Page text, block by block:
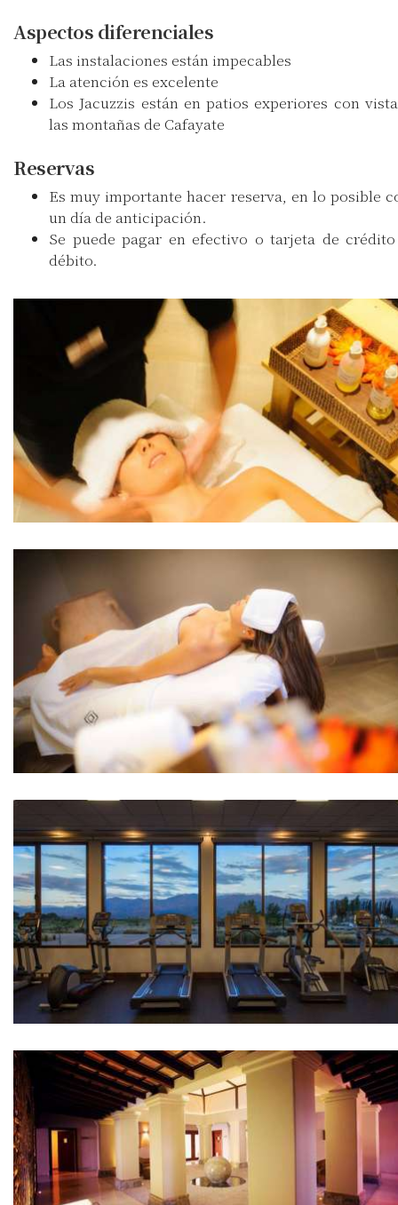
Aspectos diferenciales
Las instalaciones están impecables
La atención es excelente
Los Jacuzzis están en patios experiores con
las montañas de Cafayate
Reservas
Es muy importante hacer reserva, en lo posible
un día de anticipación.
Se puede pagar en efectivo o tarjeta de
débito.